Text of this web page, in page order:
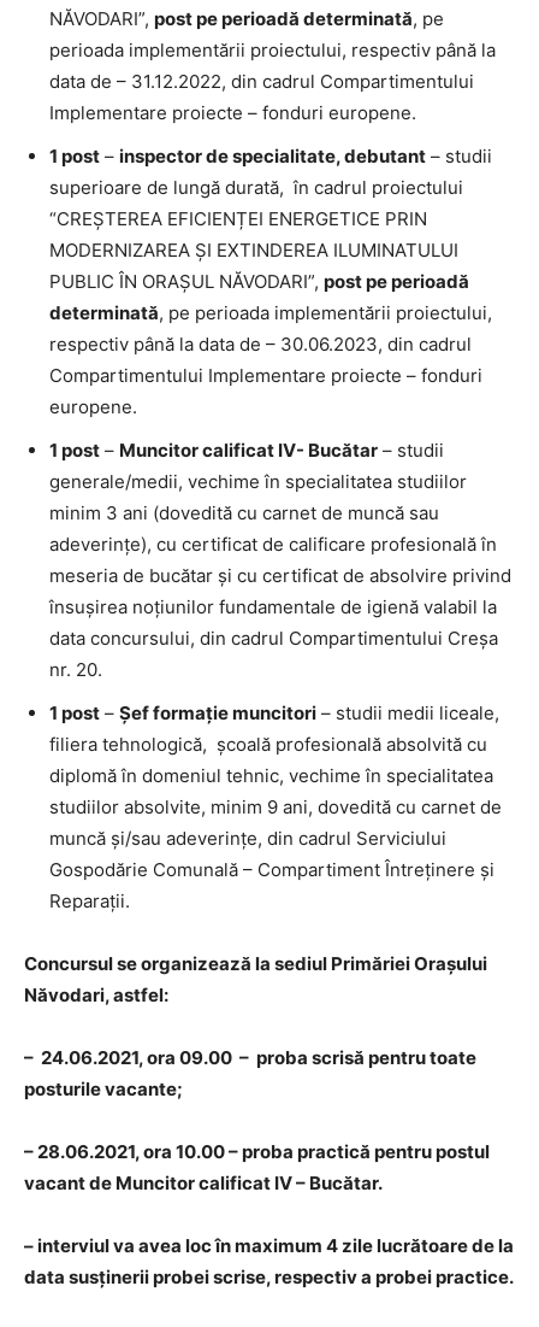
NĂVODARI”, post pe perioadă determinată, pe
perioada implementării proiectului, respectiv până la
data de – 31.12.2022, din cadrul Compartimentului
Implementare proiecte – fonduri europene.
1 post – inspector de specialitate, debutant – studii
superioare de lungă durată, în cadrul proiectului
“CREȘTEREA EFICIENȚEI ENERGETICE PRIN
MODERNIZAREA ȘI EXTINDEREA ILUMINATULUI
PUBLIC ÎN ORAȘUL NĂVODARI”, post pe perioadă
determinată, pe perioada implementării proiectului,
respectiv până la data de – 30.06.2023, din cadrul
Compartimentului Implementare proiecte – fonduri
europene.
1 post – Muncitor calificat IV- Bucătar – studii
generale/medii, vechime în specialitatea studiilor
minim 3 ani (dovedită cu carnet de muncă sau
adeverințe), cu certificat de calificare profesională în
meseria de bucătar și cu certificat de absolvire privind
însușirea noțiunilor fundamentale de igienă valabil la
data concursului, din cadrul Compartimentului Creșa
nr. 20.
1 post – Șef formație muncitori – studii medii liceale,
filiera tehnologică, școală profesională absolvită cu
diplomă în domeniul tehnic, vechime în specialitatea
studiilor absolvite, minim 9 ani, dovedită cu carnet de
muncă și/sau adeverințe, din cadrul Serviciului
Gospodărie Comunală – Compartiment Întreținere și
Reparații.
Concursul se organizează la sediul Primăriei Orașului
Năvodari, astfel:
– 24.06.2021, ora 09.00 – proba scrisă pentru toate
posturile vacante;
– 28.06.2021, ora 10.00 – proba practică pentru postul
vacant de Muncitor calificat IV – Bucătar.
– interviul va avea loc în maximum 4 zile lucrătoare de la
data susținerii probei scrise, respectiv a probei practice.